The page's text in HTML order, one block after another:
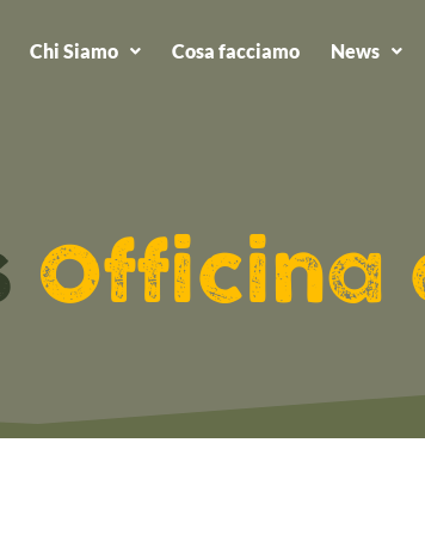
Chi Siamo Cosa facciamo News
Officina